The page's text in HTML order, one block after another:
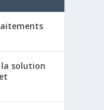
la solution